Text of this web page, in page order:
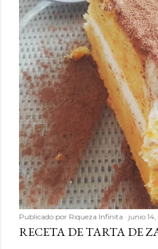
Publicado por Riqueza Infinita junio 14,
RECETA DE TARTA DE